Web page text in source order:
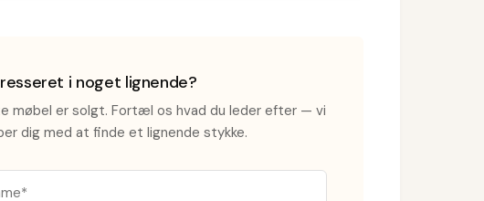
i noget lignende?
møbel er solgt. Fortæl os hvad du leder efter — vi
dig med at finde et lignende stykke.